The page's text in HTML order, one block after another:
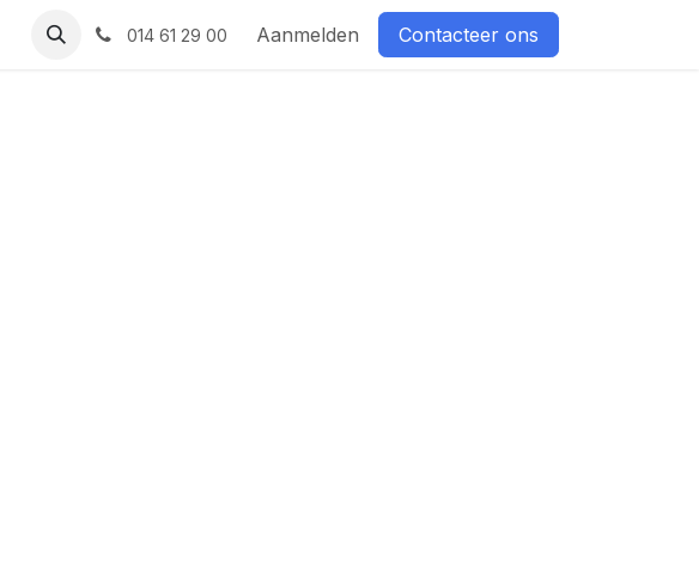
014 61 29 00 Aanmelden Contacteer ons